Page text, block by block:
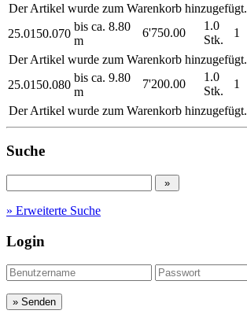
Der Artikel wurde zum Warenkorb hinzugefügt.
25.0150.070
bis ca. 8.80
m
6'750.00
1.0
Stk.
1
Der Artikel wurde zum Warenkorb hinzugefügt.
25.0150.080
bis ca. 9.80
m
7'200.00
1.0
Stk.
1
Der Artikel wurde zum Warenkorb hinzugefügt.
Suche
» Erweiterte Suche
Login